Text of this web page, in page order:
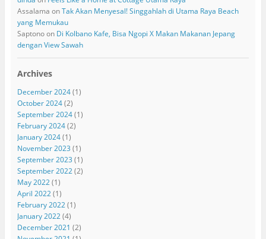
Assalama onTak Akan Menyesal! Singgahlah di Utama Raya Beach
yang Memukau
Saptonoon Di Kolbano Kafe, Bisa Ngopi X Makan Makanan Jepang
dengan View Sawah
Archives
December 2024(1)
October 2024(2)
September 2024(1)
February 2024(2)
January 2024(1)
November 2023 (1)
September 2023 (1)
September 2022(2)
May 2022(1)
April 2022(1)
February 2022(1)
January 2022(4)
December 2021 (2)